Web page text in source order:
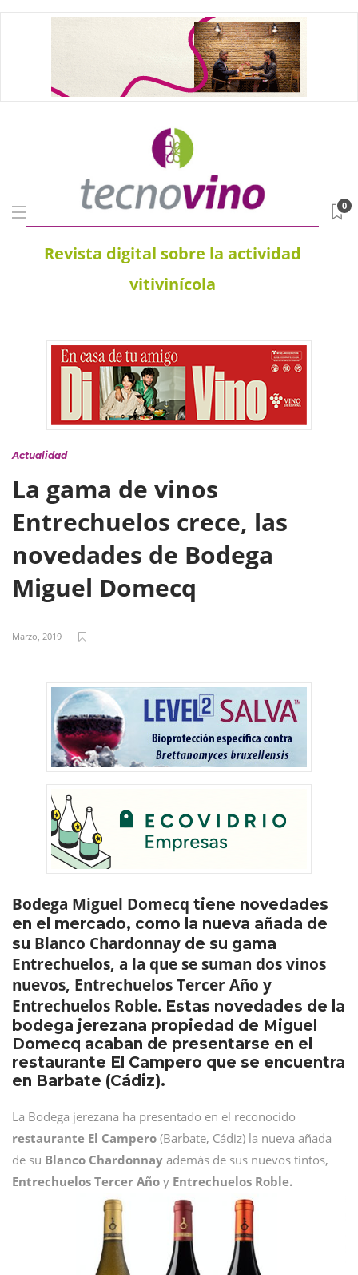
Revista digital sobre la actividad
vitivinícola
0
Actualidad
La gama de vinos
Entrechuelos crece, las
novedades de Bodega
Miguel Domecq
Marzo, 2019
Bodega Miguel Domecq tiene novedades
en el mercado, como la nueva añada de
su Blanco Chardonnay de su gama
Entrechuelos, a la que se suman dos vinos
nuevos, Entrechuelos Tercer Año y
Entrechuelos Roble. Estas novedades de la
bodega jerezana propiedad de Miguel
Domecq acaban de presentarse en el
restaurante El Campero que se encuentra
en Barbate (Cádiz).
La Bodega jerezana ha presentado en el reconocido
restaurante El Campero (Barbate, Cádiz) la nueva añada
de su Blanco Chardonnay además de sus nuevos tintos,
Entrechuelos Tercer Año y Entrechuelos Roble.